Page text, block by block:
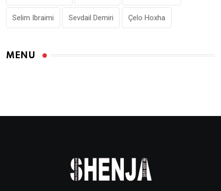
Selim Ibraimi Sevdail Demiri Çelo Hoxha
MENU